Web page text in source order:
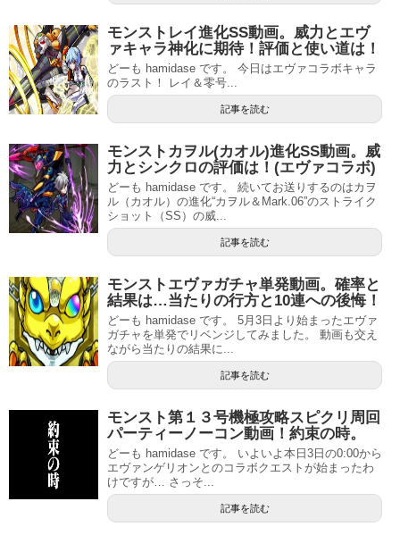
モンストレイ進化SS動画。威力とエヴ
ァキャラ神化に期待！評価と使い道は！
どーも hamidase です。 今日はエヴァコラボキャラ
のラスト！ レイ＆零号...
記事を読む
モンストカヲル(カオル)進化SS動画。威
力とシンクロの評価は！(エヴァコラボ)
どーも hamidase です。 続いてお送りするのはカヲ
ル（カオル）の進化“カヲル＆Mark.06”のストライク
ショット（SS）の威...
記事を読む
モンストエヴァガチャ単発動画。確率と
結果は…当たりの行方と10連への後悔！
どーも hamidase です。 5月3日より始まったエヴァ
ガチャを単発でリベンジしてみました。 動画も交え
ながら当たりの結果に...
記事を読む
モンスト第１３号機極攻略スピクリ周回
パーティーノーコン動画！約束の時。
どーも hamidase です。 いよいよ本日3日の0:00から
エヴァンゲリオンとのコラボクエストが始まったわ
けですが… さっそ...
記事を読む